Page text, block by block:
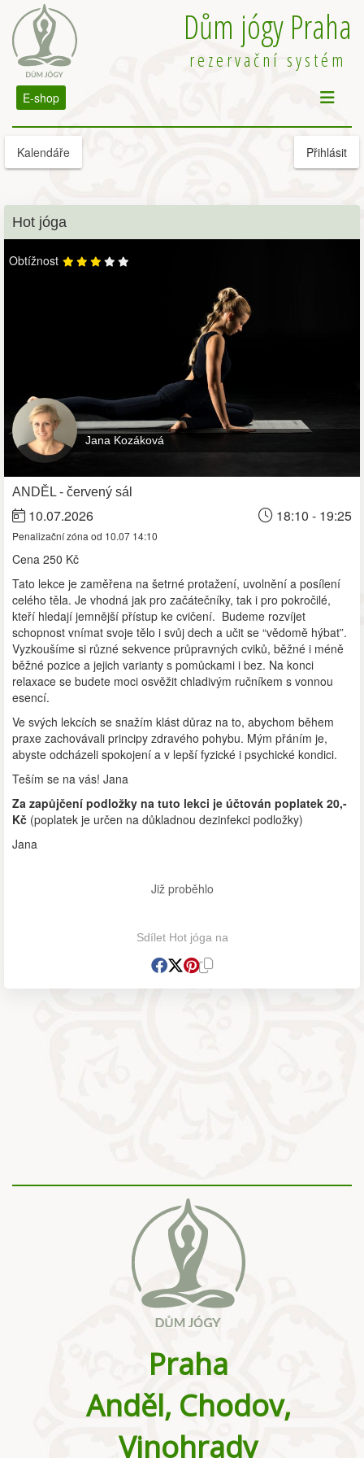
Dům jógy Praha
rezervační systém
E-shop
Kalendáře Přihlásit
Hot jóga
Obtížnost
Jana Kozáková
ANDĚL - červený sál
10.07.2026 18:10 - 19:25
Penalizační zóna od 10.07 14:10
Cena 250 Kč
Tato lekce je zaměřena na šetrné protažení, uvolnění a posílení
celého těla. Je vhodná jak pro začátečníky, tak i pro pokročilé,
kteří hledají jemnější přístup ke cvičení. Budeme rozvíjet
schopnost vnímat svoje tělo i svůj dech a učit se “vědomě hýbat”.
Vyzkoušíme si různé sekvence průpravných cviků, běžné i méně
běžné pozice a jejich varianty s pomůckami i bez. Na konci
relaxace se budete moci osvěžit chladivým ručníkem s vonnou
esencí.
Ve svých lekcích se snažím klást důraz na to, abychom během
praxe zachovávali principy zdravého pohybu. Mým přáním je,
abyste odcházeli spokojení a v lepší fyzické i psychické kondici.
Teším se na vás! Jana
Za zapůjčení podložky na tuto lekci je účtován poplatek 20,-
Kč (poplatek je určen na důkladnou dezinfekci podložky)
Jana
Již proběhlo
Sdílet Hot jóga na
Praha
Anděl, Chodov,
Vinohrady